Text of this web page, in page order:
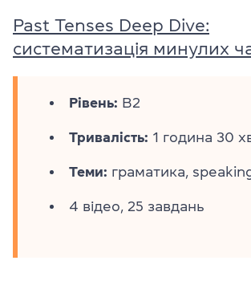
Past Tenses Deep Dive:
систематизація минулих
Рівень: B2
Тривалість: 1 година 30
Теми: граматика,
4 відео, 25 завдань